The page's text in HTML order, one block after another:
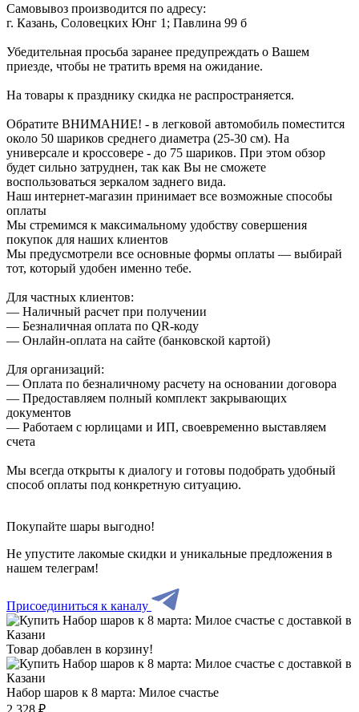
Самовывоз производится по адресу:
г. Казань, Соловецких Юнг 1; Павлина 99 б
Убедительная просьба заранее предупреждать о Вашем
приезде, чтобы не тратить время на ожидание.
На товары к празднику скидка не распространяется.
Обратите ВНИМАНИЕ! - в легковой автомобиль поместится
около 50 шариков среднего диаметра (25-30 см). На
универсале и кроссовере - до 75 шариков. При этом обзор
будет сильно затруднен, так как Вы не сможете
воспользоваться зеркалом заднего вида.
Наш интернет-магазин принимает все возможные способы
оплаты
Мы стремимся к максимальному удобству совершения
покупок для наших клиентов
Мы предусмотрели все основные формы оплаты — выбирай
тот, который удобен именно тебе.
Для частных клиентов:
— Наличный расчет при получении
— Безналичная оплата по QR-коду
— Онлайн-оплата на сайте (банковской картой)
Для организаций:
— Оплата по безналичному расчету на основании договора
— Предоставляем полный комплект закрывающих
документов
— Работаем с юрлицами и ИП, своевременно выставляем
счета
Мы всегда открыты к диалогу и готовы подобрать удобный
способ оплаты под конкретную ситуацию.
Покупайте шары выгодно!
Не упустите лакомые скидки и уникальные предложения в
нашем телеграм!
Присоединиться к каналу
Товар добавлен в корзину!
Набор шаров к 8 марта: Милое счастье
2 328 ₽